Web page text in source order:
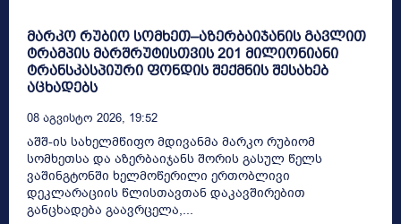
მარკო რუბიო სომხეთ–აზერბაიჯანის გავლით
ტრამპის მარშრუტისთვის 201 მილიონიანი
ტრანსკასპიური ფონდის შექმნის შესახებ
აცხადებს
08 Აგვისტო 2026, 19:52
აშშ-ის სახელმწიფო მდივანმა მარკო რუბიომ
სომხეთსა და აზერბაიჯანს შორის გასულ წელს
ვაშინგტონში ხელმოწერილი ერთობლივი
დეკლარაციის წლისთავთან დაკავშირებით
განცხადება გაავრცელა,...